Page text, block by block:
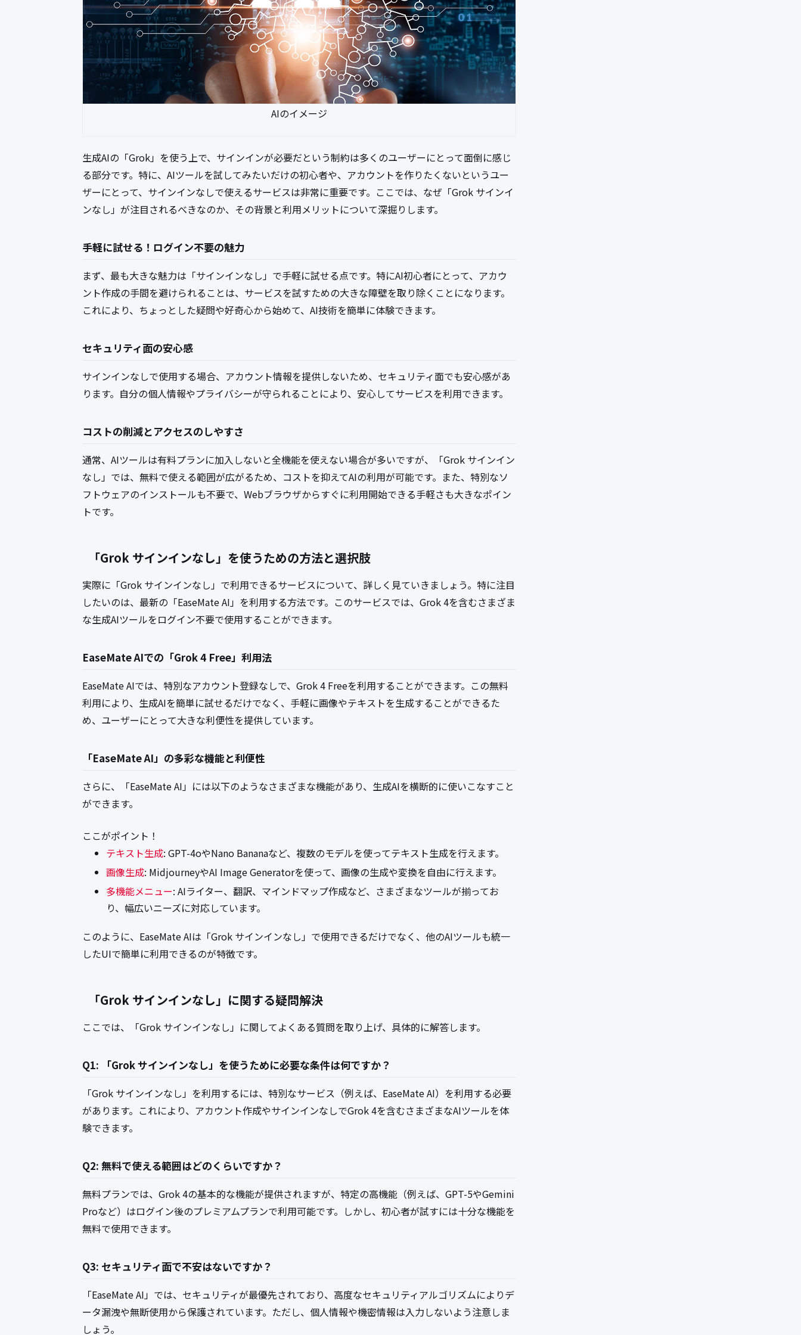
AIのイメージ
生成AIの「Grok」を使う上で、サインインが必要だという制約は多くのユーザーにとって面倒に感じ
る部分です。特に、AIツールを試してみたいだけの初心者や、アカウントを作りたくないというユー
ザーにとって、サインインなしで使えるサービスは非常に重要です。ここでは、なぜ「Grok サインイ
ンなし」が注目されるべきなのか、その背景と利用メリットについて深掘りします。
手軽に試せる！ログイン不要の魅力
まず、最も大きな魅力は「サインインなし」で手軽に試せる点です。特にAI初心者にとって、アカウ
ント作成の手間を避けられることは、サービスを試すための大きな障壁を取り除くことになります。
これにより、ちょっとした疑問や好奇心から始めて、AI技術を簡単に体験できます。
セキュリティ面の安心感
サインインなしで使用する場合、アカウント情報を提供しないため、セキュリティ面でも安心感があ
ります。自分の個人情報やプライバシーが守られることにより、安心してサービスを利用できます。
コストの削減とアクセスのしやすさ
通常、AIツールは有料プランに加入しないと全機能を使えない場合が多いですが、「Grok サインイン
なし」では、無料で使える範囲が広がるため、コストを抑えてAIの利用が可能です。また、特別なソ
フトウェアのインストールも不要で、Webブラウザからすぐに利用開始できる手軽さも大きなポイン
トです。
「Grok サインインなし」を使うための方法と選択肢
実際に「Grok サインインなし」で利用できるサービスについて、詳しく見ていきましょう。特に注目
したいのは、最新の「EaseMate AI」を利用する方法です。このサービスでは、Grok 4を含むさまざま
な生成AIツールをログイン不要で使用することができます。
EaseMate AIでの「Grok 4 Free」利用法
EaseMate AIでは、特別なアカウント登録なしで、Grok 4 Freeを利用することができます。この無料
利用により、生成AIを簡単に試せるだけでなく、手軽に画像やテキストを生成することができるた
め、ユーザーにとって大きな利便性を提供しています。
「EaseMate AI」の多彩な機能と利便性
さらに、「EaseMate AI」には以下のようなさまざまな機能があり、生成AIを横断的に使いこなすこと
ができます。
ここがポイント！
テキスト生成: GPT-4oやNano Bananaなど、複数のモデルを使ってテキスト生成を行えます。
画像生成: MidjourneyやAI Image Generatorを使って、画像の生成や変換を自由に行えます。
多機能メニュー: AIライター、翻訳、マインドマップ作成など、さまざまなツールが揃ってお
り、幅広いニーズに対応しています。
このように、EaseMate AIは「Grok サインインなし」で使用できるだけでなく、他のAIツールも統一
したUIで簡単に利用できるのが特徴です。
「Grok サインインなし」に関する疑問解決
ここでは、「Grok サインインなし」に関してよくある質問を取り上げ、具体的に解答します。
Q1: 「Grok サインインなし」を使うために必要な条件は何ですか？
「Grok サインインなし」を利用するには、特別なサービス（例えば、EaseMate AI）を利用する必要
があります。これにより、アカウント作成やサインインなしでGrok 4を含むさまざまなAIツールを体
験できます。
Q2: 無料で使える範囲はどのくらいですか？
無料プランでは、Grok 4の基本的な機能が提供されますが、特定の高機能（例えば、GPT-5やGemini
Proなど）はログイン後のプレミアムプランで利用可能です。しかし、初心者が試すには十分な機能を
無料で使用できます。
Q3: セキュリティ面で不安はないですか？
「EaseMate AI」では、セキュリティが最優先されており、高度なセキュリティアルゴリズムによりデ
ータ漏洩や無断使用から保護されています。ただし、個人情報や機密情報は入力しないよう注意しま
しょう。